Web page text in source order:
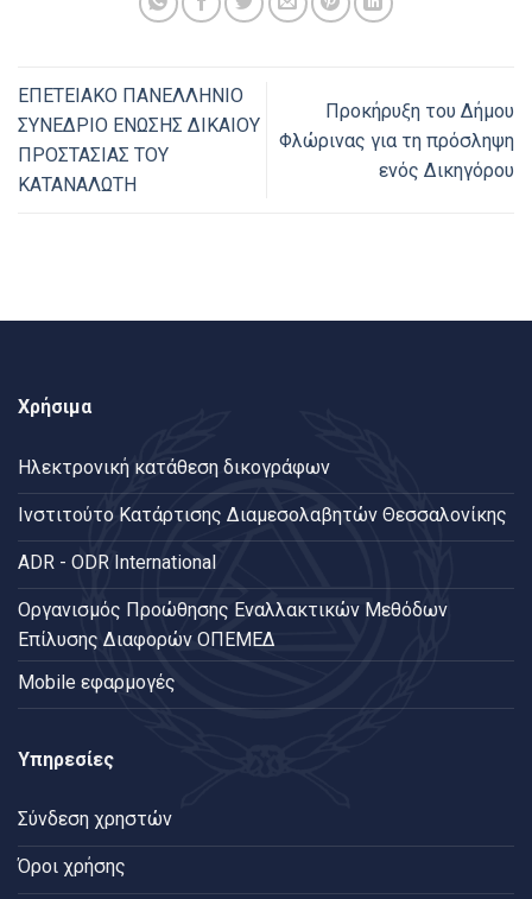
ΕΠΕΤΕΙΑΚΟ ΠΑΝΕΛΛΗΝΙΟ
ΣΥΝΕΔΡΙΟ ΕΝΩΣΗΣ ΔΙΚΑΙΟΥ
ΠΡΟΣΤΑΣΙΑΣ ΤΟΥ
ΚΑΤΑΝΑΛΩΤΗ
Προκήρυξη του Δήμου
Φλώρινας για τη πρόσληψη
ενός Δικηγόρου
Χρήσιμα
Ηλεκτρονική κατάθεση δικογράφων
Ινστιτούτο Κατάρτισης Διαμεσολαβητών Θεσσαλονίκης
ADR - ODR International
Oργανισμός Προώθησης Εναλλακτικών Μεθόδων
Επίλυσης Διαφορών ΟΠΕΜΕΔ
Mobile εφαρμογές
Υπηρεσίες
Σύνδεση χρηστών
Όροι χρήσης